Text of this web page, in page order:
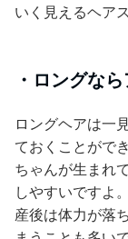
いく見えるヘア
・ロングな
ロングヘアは一
ておくことがで
ちゃんが生まれ
しやすいですよ。
産後は体力が落